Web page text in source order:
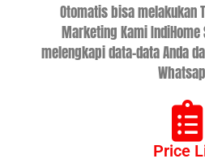
Otomatis bisa melakukan
Marketing Kami
melengkapi data-data Anda
Price